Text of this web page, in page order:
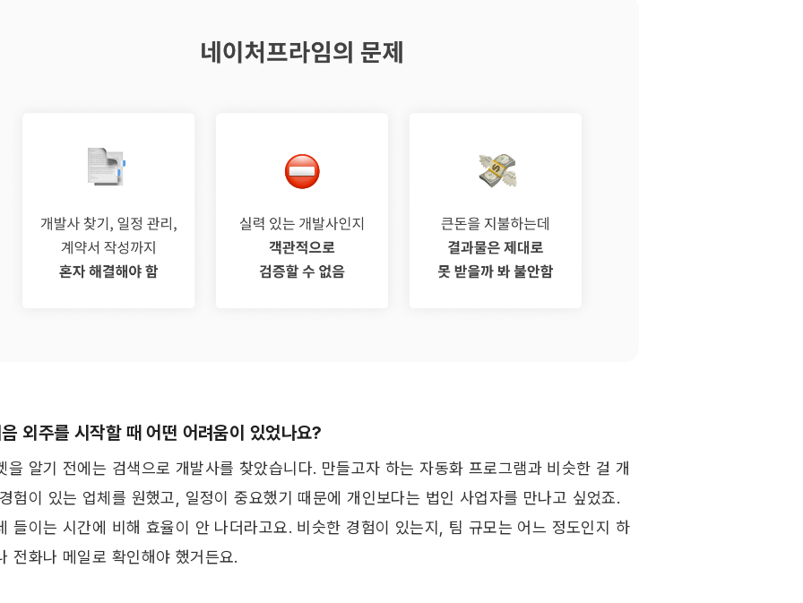
외주를 시작할 때 어떤 어려움이 있었나요?
을 알기 전에는 검색으로 개발사를 찾았습니다. 만들고자 하는 자동화 프로그램과 비슷한 걸 개
험이 있는 업체를 원했고, 일정이 중요했기 때문에 개인보다는 법인 사업자를 만나고 싶었죠.
들이는 시간에 비해 효율이 안 나더라고요. 비슷한 경험이 있는지, 팀 규모는 어느 정도인지 하
전화나 메일로 확인해야 했거든요.